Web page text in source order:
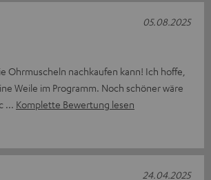
Ohrmuscheln nachkaufen kann! Ich hoffe,
Weile im Programm. Noch schöner wäre
Komplette Bewertung lesen
05.08.2025
24.04.2025